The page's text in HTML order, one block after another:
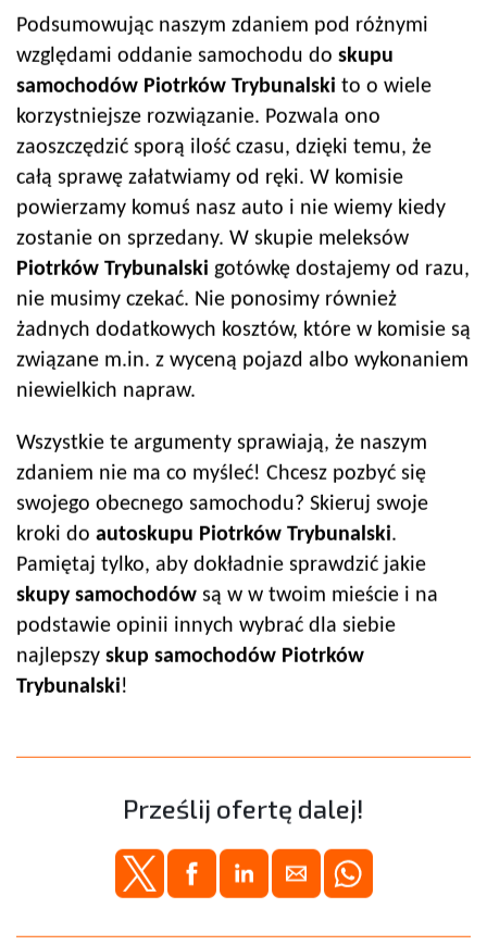
Podsumowując naszym zdaniem pod różnymi
względami oddanie samochodu do skupu
samochodów Piotrków Trybunalski to o wiele
korzystniejsze rozwiązanie. Pozwala ono
zaoszczędzić sporą ilość czasu, dzięki temu, że
całą sprawę załatwiamy od ręki. W komisie
powierzamy komuś nasz auto i nie wiemy kiedy
zostanie on sprzedany. W skupie meleksów
Piotrków Trybunalski gotówkę dostajemy od razu,
nie musimy czekać. Nie ponosimy również
żadnych dodatkowych kosztów, które w komisie są
związane m.in. z wyceną pojazd albo wykonaniem
niewielkich napraw.
Wszystkie te argumenty sprawiają, że naszym
zdaniem nie ma co myśleć! Chcesz pozbyć się
swojego obecnego samochodu? Skieruj swoje
kroki do autoskupu Piotrków Trybunalski.
Pamiętaj tylko, aby dokładnie sprawdzić jakie
skupy samochodów są w w twoim mieście i na
podstawie opinii innych wybrać dla siebie
najlepszy skup samochodów Piotrków
Trybunalski!
Prześlij ofertę dalej!